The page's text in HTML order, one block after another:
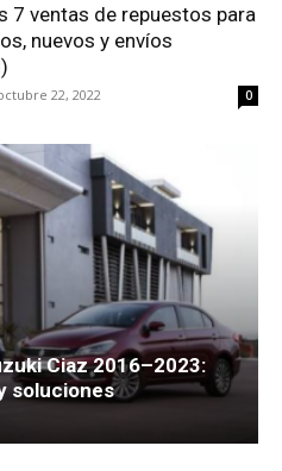
7 ventas de repuestos para
nuevos y envíos
22, 2022 0
Ciaz 2016–2023:
soluciones